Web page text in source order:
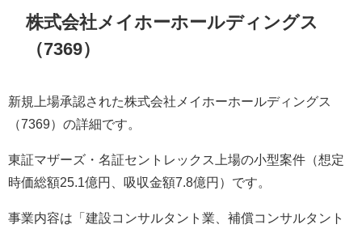
株式会社メイホーホールディングス
（7369）
新規上場承認された株式会社メイホーホールディングス
（7369）の詳細です。
東証マザーズ・名証セントレックス上場の小型案件（想定
時価総額25.1億円、吸収金額7.8億円）です。
事業内容は「建設コンサルタント業、補償コンサルタント